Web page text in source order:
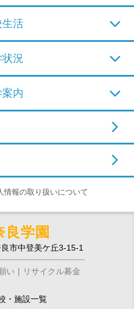
活
況
案内
情報の取り扱いについて
良学園
市中登美ケ丘3-15-1
い リサイクル募金
・施設一覧